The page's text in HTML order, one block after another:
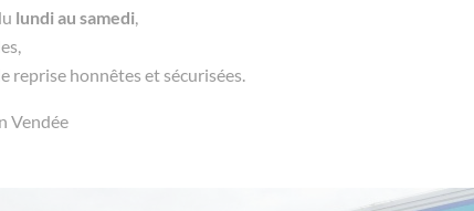
lundi au samedi
honnêtes et sécurisées.
Vendée